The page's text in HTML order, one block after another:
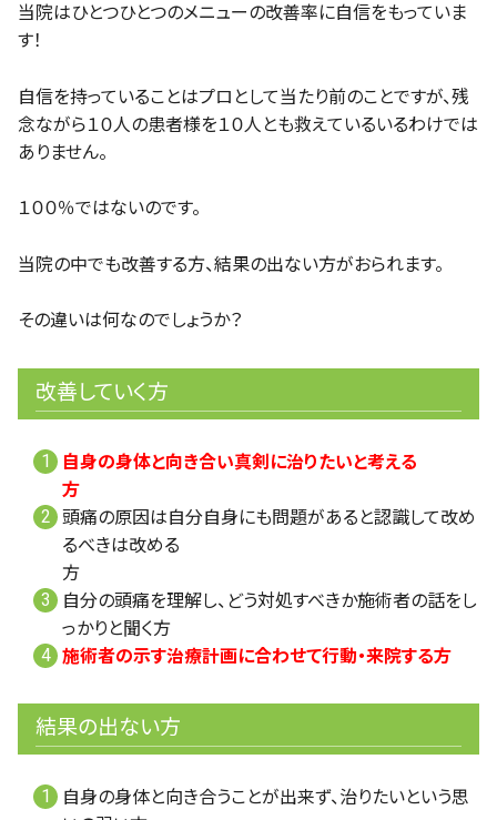
当院はひとつひとつのメニューの改善率に自信をもっていま
す！
自信を持っていることはプロとして当たり前のことですが、残
念ながら１０人の患者様を１０人とも救えているいるわけでは
ありません。
１００％ではないのです。
当院の中でも改善する方、結果の出ない方がおられます。
その違いは何なのでしょうか？
改善していく方
自身の身体と向き合い真剣に治りたいと考える
方
頭痛の原因は自分自身にも問題があると認識して改め
るべきは改める
方
自分の頭痛を理解し、どう対処すべきか施術者の話をし
っかりと聞く方
施術者の示す治療計画に合わせて行動・来院する方
結果の出ない方
自身の身体と向き合うことが出来ず、治りたいという思